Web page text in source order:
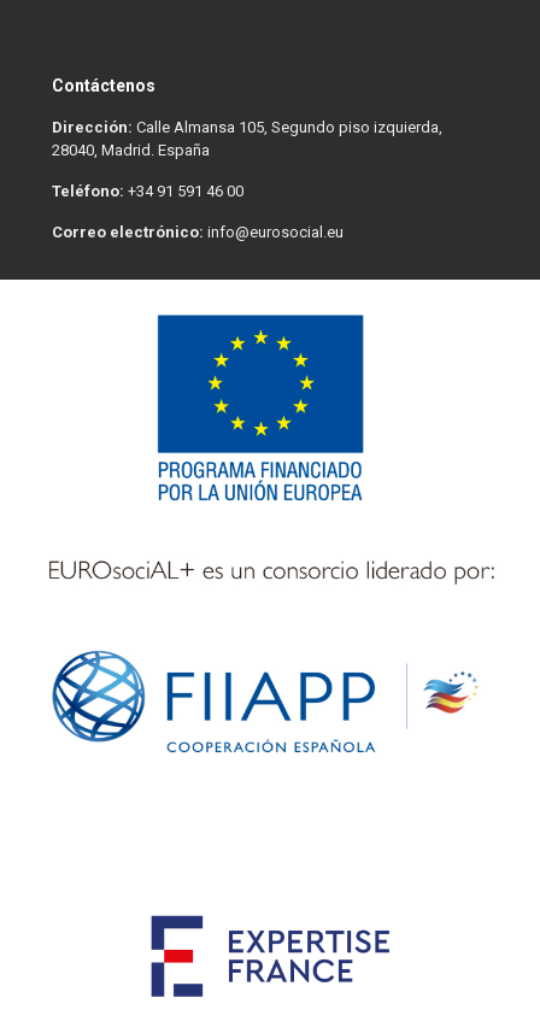
Contáctenos
Dirección: Calle Almansa 105, Segundo piso izquierda,
28040, Madrid. España
Teléfono: +34 91 591 46 00
Correo electrónico: info@eurosocial.eu